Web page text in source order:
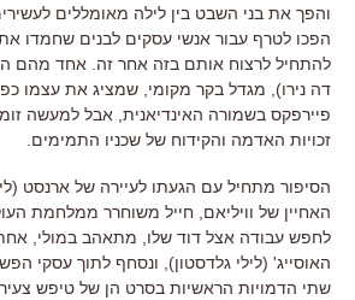
והפך את בני השבט בין לילה מאומללים
הפכו לטרף עבור אנשי עסקים לבנים שחמדו
להתחיל לרצוח אותם בזה אחר זה
אחד מהם
דה נירו), מגדל בקר מקומי שמציג את עצמו
פיירפקס בשמורה האינדיאנית אבל למעשה
זכויות האדמה והקידוח של שכניו התמימים
הסיפור מתחיל עם הגעתו לעיירה של ארנסט (
האחיין של וויליאם
חייל משוחרר ממלחמת
לחפש עבודה אצל דוד שלו
מתאהב במולי
האוסייג' (לילי גלדסטון), ונסחף לתוך עסקי
שתי הדמויות הראשיות בסרט הן של טיפש צעיר